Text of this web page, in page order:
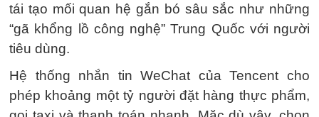
tái tạo mối quan hệ gắn bó sâu sắc như những
“gã khổng lồ công nghệ” Trung Quốc với người
tiêu dùng.
Hệ thống nhắn tin WeChat của Tencent cho
phép khoảng một tỷ người đặt hàng thực phẩm,